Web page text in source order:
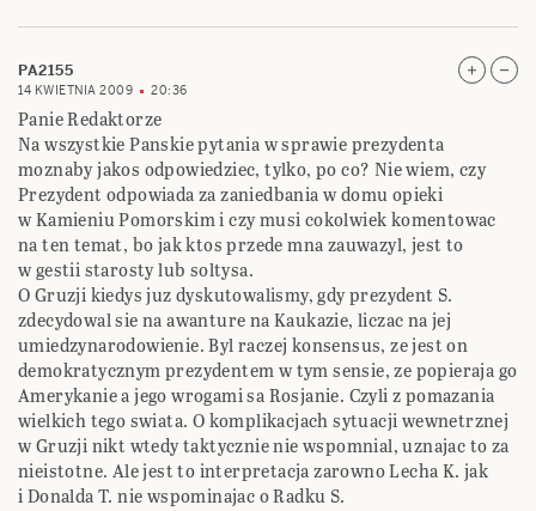
PA2155
14 KWIETNIA 2009 20:36
Panie Redaktorze
Na wszystkie Panskie pytania w sprawie prezydenta
moznaby jakos odpowiedziec, tylko, po co? Nie wiem, czy
Prezydent odpowiada za zaniedbania w domu opieki
w Kamieniu Pomorskim i czy musi cokolwiek komentowac
na ten temat, bo jak ktos przede mna zauwazyl, jest to
w gestii starosty lub soltysa.
O Gruzji kiedys juz dyskutowalismy, gdy prezydent S.
zdecydowal sie na awanture na Kaukazie, liczac na jej
umiedzynarodowienie. Byl raczej konsensus, ze jest on
demokratycznym prezydentem w tym sensie, ze popieraja go
Amerykanie a jego wrogami sa Rosjanie. Czyli z pomazania
wielkich tego swiata. O komplikacjach sytuacji wewnetrznej
w Gruzji nikt wtedy taktycznie nie wspomnial, uznajac to za
nieistotne. Ale jest to interpretacja zarowno Lecha K. jak
i Donalda T. nie wspominajac o Radku S.